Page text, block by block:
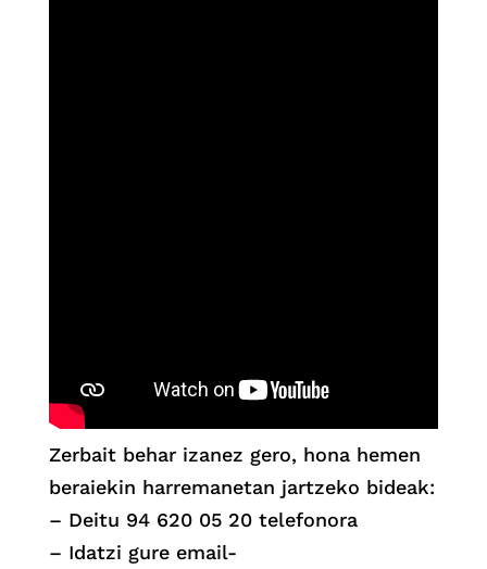
Zerbait behar izanez gero, hona hemen
beraiekin harremanetan jartzeko bideak:
– Deitu 94 620 05 20 telefonora
– Idatzi gure email-